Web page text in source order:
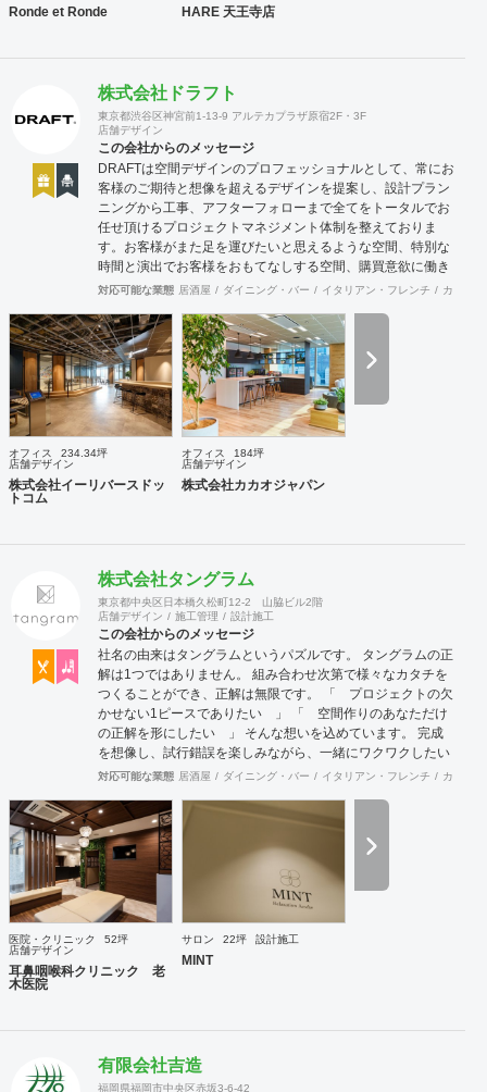
Ronde et Ronde HARE 天王寺店
株式会社ドラフト
東京都渋谷区神宮前1-13-9 アルテカプラザ原宿2F・3F
店舗デザイン
この会社からのメッセージ
DRAFTは空間デザインのプロフェッショナルとして、常にお
客様のご期待と想像を超えるデザインを提案し、設計プラン
ニングから工事、アフターフォローまで全てをトータルでお
任せ頂けるプロジェクトマネジメント体制を整えておりま
す。お客様がまた足を運びたいと思えるような空間、特別な
時間と演出でお客様をおもてなしする空間、購買意欲に働き
かけるレイアウトとVMD、ブランド力を高める空間演出な
持っております。 ご希望されるイメージ、コストに関する不
安要素、 新規オープン、移転・改装に関するスケジュール、
ほか不明点など、まずはお気軽にお問い合わせください。
対応可能な業態 居酒屋 ダイニング・バー イタリアン・フレンチ カフェ
オフィス
234.34坪
店舗デザイン
株式会社イーリバースドッ
トコム
オフィス
184坪
店舗デザイン
株式会社カカオジャパン
株式会社タングラム
東京都中央区日本橋久松町12-2 山脇ビル2階
店舗デザイン
施工管理 設計施工
この会社からのメッセージ
社名の由来はタングラムというパズルです。 タングラムの正
解は1つではありません。 組み合わせ次第で様々なカタチを
つくることができ、正解は無限です。 「 プロジェクトの欠
かせない1ピースでありたい 」 「 空間作りのあなただけ
の正解を形にしたい 」 そんな想いを込めています。 完成
を想像し、試行錯誤を楽しみながら、 ​一緒にワクワクしたい
と思っています。
対応可能な業態 居酒屋 ダイニング・バー イタリアン・フレンチ カフェ
医院・クリニック
52坪
店舗デザイン
耳鼻咽喉科クリニック 老
木医院
サロン 22坪 設計施工
MINT
有限会社吉造
福岡県福岡市中央区赤坂3-6-42